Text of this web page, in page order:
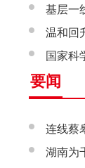
基层一
温和回
国家科
十一次
要闻
连线蔡
接近理
湖南为